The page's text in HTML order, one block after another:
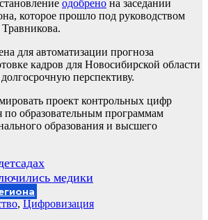
одобрено на заседании
которое прошло под руководством
для автоматизации прогноза
кадров для Новосибирской области
перспективу.
проект контрольных цифр
по образовательным программам
образования и высшего
медики
, Цифровизация